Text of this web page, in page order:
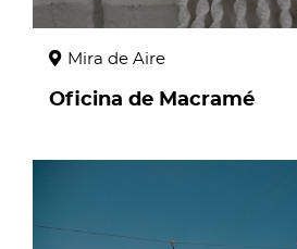
Mira de Aire
Oficina de Macramé